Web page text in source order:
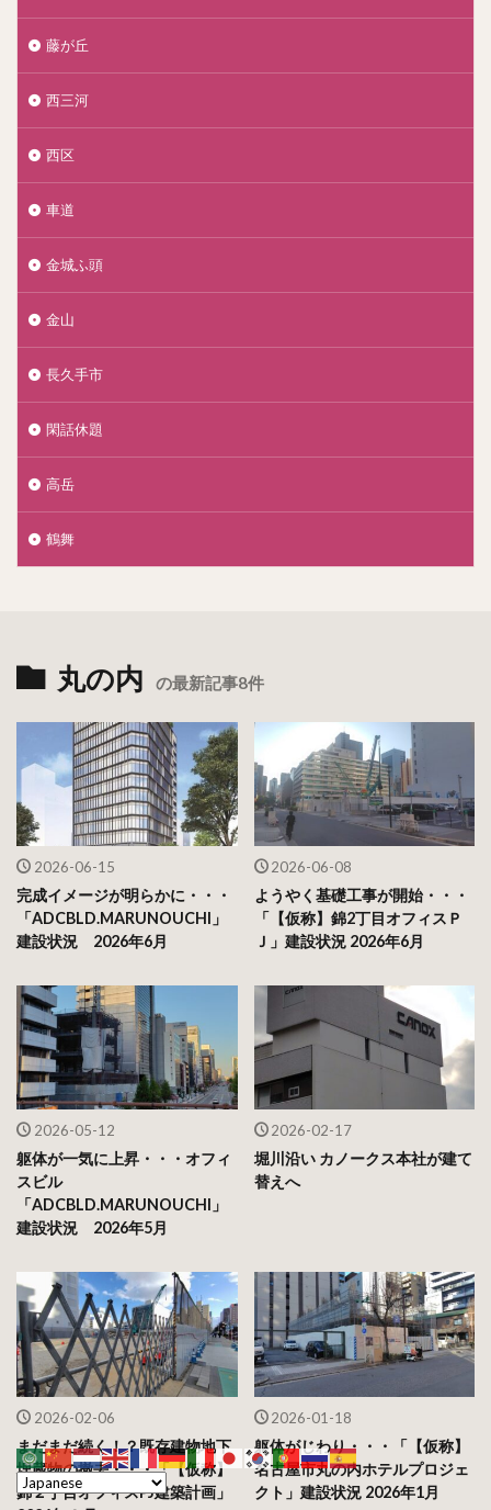
藤が丘
西三河
西区
車道
金城ふ頭
金山
長久手市
閑話休題
高岳
鶴舞
丸の内 の最新記事8件
2026-06-15
完成イメージが明らかに・・・
「ADCBLD.MARUNOUCHI」
建設状況 2026年6月
2026-06-08
ようやく基礎工事が開始・・・
「【仮称】錦2丁目オフィスＰ
Ｊ」建設状況 2026年6月
2026-05-12
躯体が一気に上昇・・・オフィ
スビル
「ADCBLD.MARUNOUCHI」
建設状況 2026年5月
2026-02-17
堀川沿い カノークス本社が建て
替えへ
2026-02-06
まだまだ続く！？既存建物地下
埋蔵物の撤去・・・「【仮称】
錦２丁目オフィスPJ建築計画」
2026-01-18
躯体がじわり・・・「【仮称】
名古屋市丸の内ホテルプロジェ
クト」建設状況 2026年1月